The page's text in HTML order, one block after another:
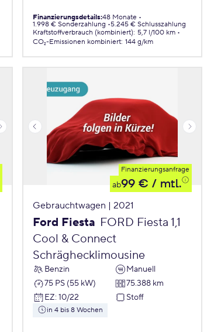
Finanzierungsdetails:48 Monate
1.998 € Sonderzahlung 5.245 € Schlusszahlung
Kraftstoffverbrauch (kombiniert): 5,7 l/100 km
CO₂-Emissionen kombiniert: 144 g/km
Finanzierungsanfrage
ab99 € / mtl.
Gebrauchtwagen | 2021
Ford Fiesta FORD Fiesta 1,1
Cool & Connect
Schräghecklimousine
Benzin
Manuell
75 PS (55 kW)
75.388 km
EZ: 10/22 Stoff
in 4 bis 8 Wochen